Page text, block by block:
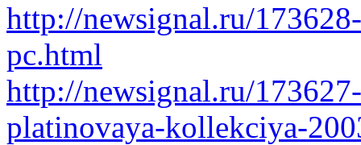
http://newsignal.ru/
pc.html
http://newsignal.ru/
platinovaya-kollekciya-